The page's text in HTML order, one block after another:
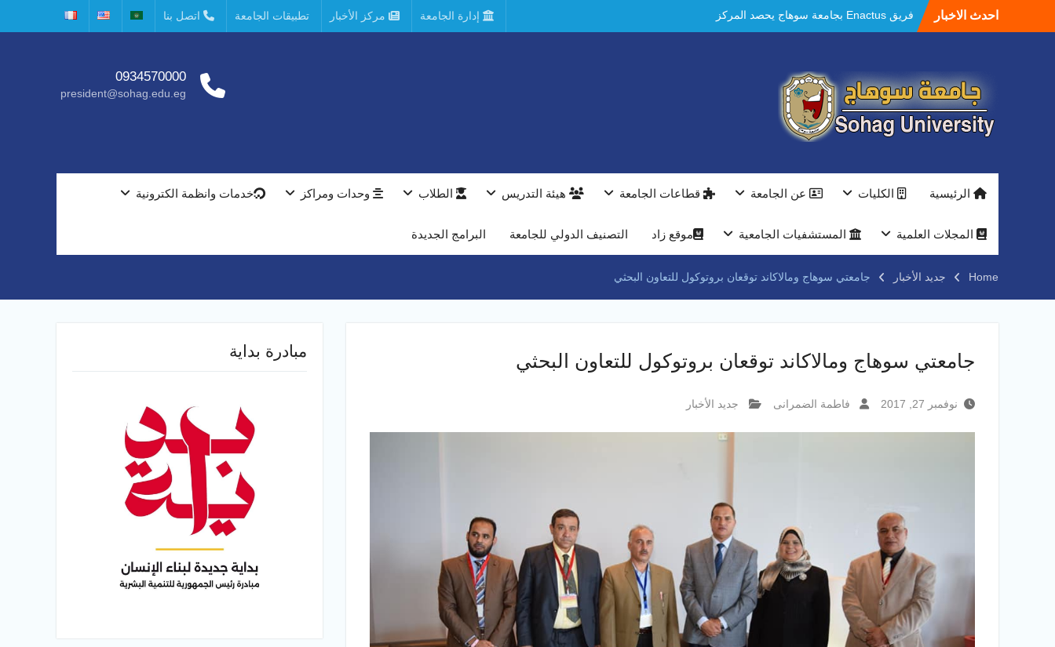
احدث الاخبار
فريق Enactus بجامعة سوهاج يحصد المركز
الاول في الابتكار وتمكين المراة والمركز الثاني
مستشفيات سوهاج الجامعية تحقق إنجازًا طبيًا
جديدًا و تنجح في علاج 3 حالات أكالازيا بتقنية
POEM دون جراحة .
النعماني يلتقي بمدير امن سوهاج الجديد لتقديم
بمعرض الاكاديمية العسكريه علي هامش
النعماني والمدير التنفيذي لشركة وادي النيل
جامعة سوهاج تفتح أبوابها لطلاب الثانوية العامة
إدارة الجامعة مركز الأخبار تطبيقات الجامعة اتصل بنا
0934570000
president@sohag.edu.eg
الرئيسية الكليات عن الجامعة قطاعات الجامعة هيئة التدريس الطلاب وحدات ومراكز خدمات وانظمة الكترونية
المجلات العلمية المستشفيات الجامعية موقع زاد التصنيف الدولي للجامعة البرامج الجديدة
Home جديد الأخبار جامعتي سوهاج ومالاكاند توقعان بروتوكول للتعاون البحثي
جامعتي سوهاج ومالاكاند توقعان بروتوكول للتعاون البحثي
نوفمبر 27, 2017 فاطمة الضمرانى جديد الأخبار
مبادرة بداية